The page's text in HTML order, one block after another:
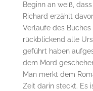
Beginn an weiß,
Richard erzählt
Verlaufe des
rückblickend alle
geführt haben
dem Mord
Man merkt dem
Zeit darin steckt. Es